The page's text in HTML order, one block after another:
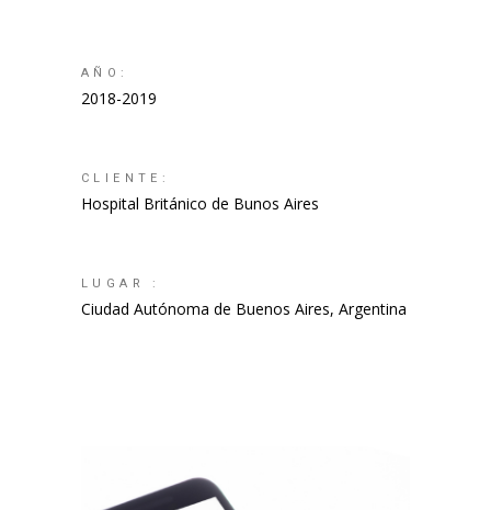
AÑO:
2018-2019
CLIENTE:
Hospital Británico de Bunos Aires
LUGAR :
Ciudad Autónoma de Buenos Aires, Argentina